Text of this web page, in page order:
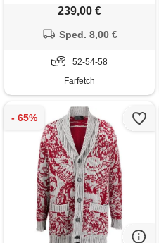
239,00 €
Sped. 8,00 €
52-54-58
Farfetch